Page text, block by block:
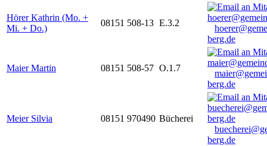
Hörer Kathrin (Mo. +
Mi. + Do.)
08151 508-13 E.3.2
berg.de
Maier Martin 08151 508-57 O.1.7
berg.de
Meier Silvia 08151 970490 Bücherei
berg.de